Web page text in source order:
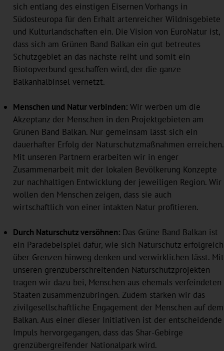
sich entlang des einstigen Eisernen Vorhangs in
Südosteuropa für den Erhalt artenreicher Wildnisgebiete
und Kulturlandschaften ein. Die Vision von EuroNatur ist,
dass sich am Grünen Band Balkan ein gut betreutes
Schutzgebiet an das nächste reiht und somit ein
Biotopverbund geschaffen wird, der die ganze
Balkanhalbinsel vernetzt.
Menschen und Natur verbinden: Wir werben um die
Akzeptanz der Menschen in den Projektgebieten am
Grünen Band Balkan. Nur gemeinsam lässt sich ein
dauerhafter Erfolg der Naturschutzmaßnahmen erreichen.
Mit unseren Partnern erarbeiten wir in enger
Zusammenarbeit mit der lokalen Bevölkerung Konzepte
zur nachhaltigen Entwicklung der jeweiligen Region. Wir
wollen den Menschen zeigen, dass sie auch
wirtschaftlich von einer intakten Natur profitieren.
Durch Naturschutz versöhnen: Das Grüne Band Balkan ist
ein Paradebeispiel dafür, wie sich Naturschutz erfolgreich
über Grenzen hinweg denken und verwirklichen lässt. Mit
unseren grenzüberschreitenden Naturschutzprojekten
tragen wir dazu bei, Menschen aus ehemals verfeindeten
Staaten zusammenzubringen. Zudem stärken wir das
zivilgesellschaftliche Engagement der Menschen auf dem
Balkan. Aus einer dieser Initiativen ist der entscheidende
Impuls hervorgegangen, dass das Shar-Gebirge
grenzübergreifender Nationalpark wird.